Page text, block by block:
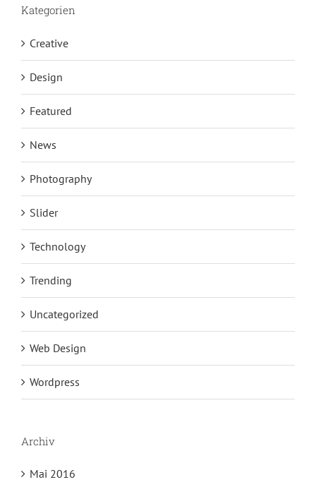
Kategorien
Creative
Design
Featured
News
Photography
Slider
Technology
Trending
Uncategorized
Web Design
Wordpress
Archiv
Mai 2016